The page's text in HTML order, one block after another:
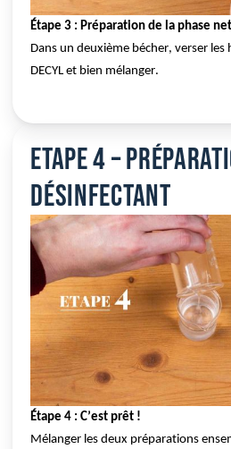
Étape 3 : Préparation de la phase
Dans un deuxième bécher, verser les
DECYL et bien mélanger.
Etape 4 –
désinfectant
Étape 4 : C’est prêt !
Mélanger les deux préparations